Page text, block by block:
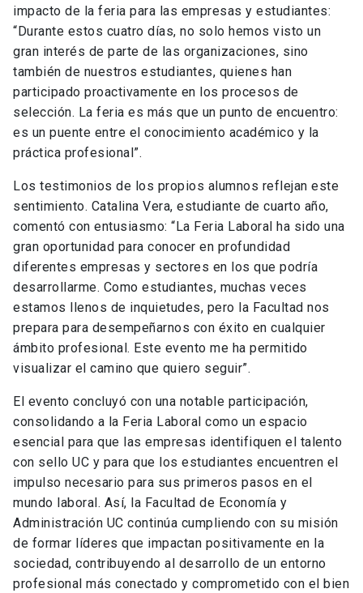
impacto de la feria para las empresas y estudiantes:
“Durante estos cuatro días, no solo hemos visto un
gran interés de parte de las organizaciones, sino
también de nuestros estudiantes, quienes han
participado proactivamente en los procesos de
selección. La feria es más que un punto de encuentro:
es un puente entre el conocimiento académico y la
práctica profesional”.
Los testimonios de los propios alumnos reflejan este
sentimiento. Catalina Vera, estudiante de cuarto año,
comentó con entusiasmo: “La Feria Laboral ha sido una
gran oportunidad para conocer en profundidad
diferentes empresas y sectores en los que podría
desarrollarme. Como estudiantes, muchas veces
estamos llenos de inquietudes, pero la Facultad nos
prepara para desempeñarnos con éxito en cualquier
ámbito profesional. Este evento me ha permitido
visualizar el camino que quiero seguir”.
El evento concluyó con una notable participación,
consolidando a la Feria Laboral como un espacio
esencial para que las empresas identifiquen el talento
con sello UC y para que los estudiantes encuentren el
impulso necesario para sus primeros pasos en el
mundo laboral. Así, la Facultad de Economía y
Administración UC continúa cumpliendo con su misión
de formar líderes que impactan positivamente en la
sociedad, contribuyendo al desarrollo de un entorno
profesional más conectado y comprometido con el bien